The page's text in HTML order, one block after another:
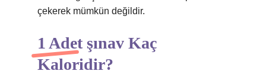
çekerek mümkün değildir.
1 Adet şınav Kaç
Kaloridir?